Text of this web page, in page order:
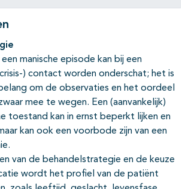
manische episode kan bij een
) contact worden onderschat; het is
om de observaties en het oordeel
mee te wegen. Een (aanvankelijk)
toestand kan in ernst beperkt lijken en
kan ook een voorbode zijn van een
van de behandelstrategie en de keuze
wordt het profiel van de patiënt